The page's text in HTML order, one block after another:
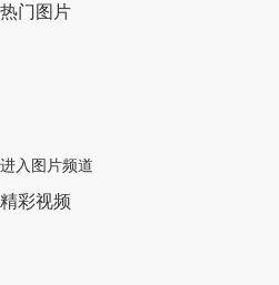
热门图片
进入图片频道
精彩视频